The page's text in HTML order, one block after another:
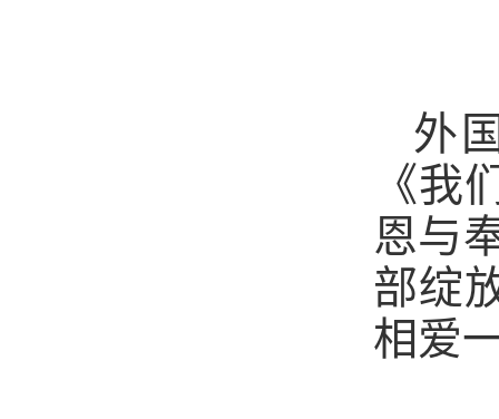
外
《我
恩与
部绽
相爱